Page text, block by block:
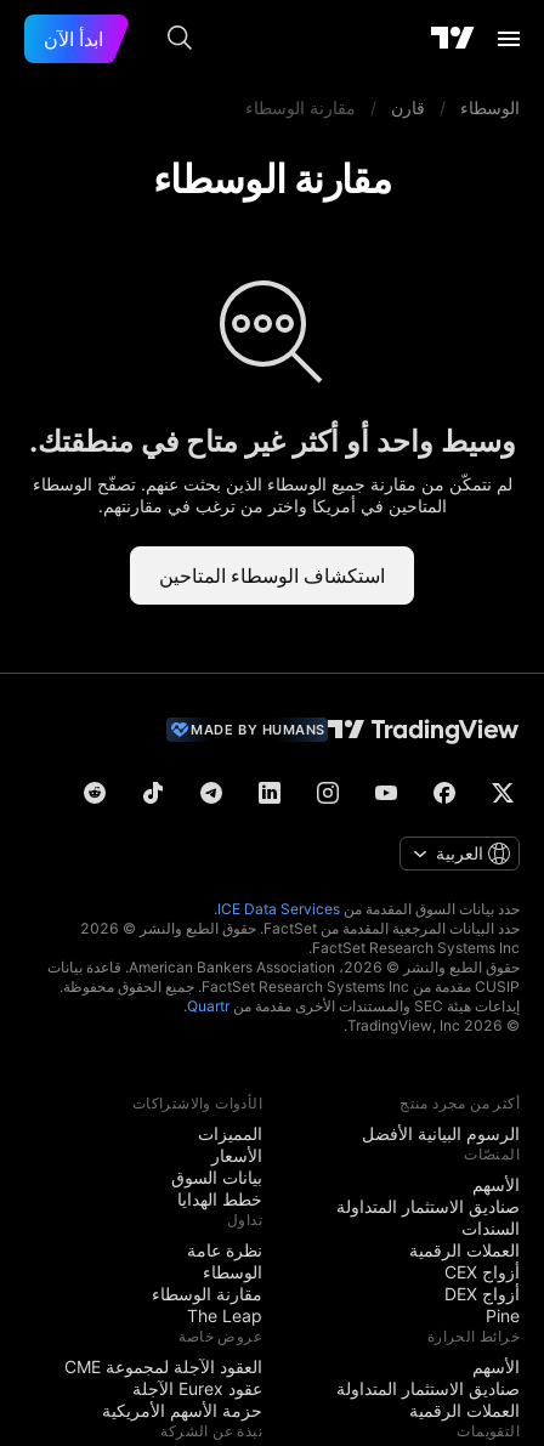
ابدأ الآن
الوسطاء / قارن / مقارنة الوسطاء
مقارنة الوسطاء
وسيط واحد أو أكثر غير متاح في منطقتك.
لم نتمكّن من مقارنة جميع الوسطاء الذين بحثت عنهم. تصفّح الوسطاء
المتاحين في أمريكا واختر من ترغب في مقارنتهم.
استكشاف الوسطاء المتاحين
MADE BY HUMANS
العربية
حدد بيانات السوق المقدمة من ICE Data Services
.
حدد البيانات المرجعية المقدمة من FactSet. حقوق الطبع والنشر © 2026
FactSet Research Systems Inc.
حقوق الطبع والنشر © 2026، American Bankers Association. قاعدة بيانات
CUSIP مقدمة من FactSet Research Systems Inc. جميع الحقوق محفوظة.
إيداعات هيئة SEC والمستندات الأخرى مقدمة من
Quartr
.
© 2026 TradingView, Inc.
أكثر من مجرد منتج
الرسوم البيانية الأفضل
المنصّات
الأسهم
صناديق الاستثمار المتداولة
السندات
العملات الرقمية
أزواج CEX
أزواج DEX
Pine
خرائط الحرارة
الأسهم
صناديق الاستثمار المتداولة
العملات الرقمية
التقويمات
الأدوات والاشتراكات
المميزات
الأسعار
بيانات السوق
خطط الهدايا
تداول
نظرة عامة
الوسطاء
مقارنة الوسطاء
The Leap
عروض خاصة
العقود الآجلة لمجموعة CME
عقود Eurex الآجلة
حزمة الأسهم الأمريكية
نبذة عن الشركة